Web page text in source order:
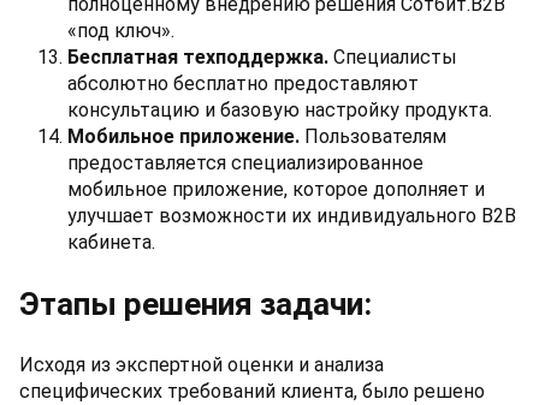
полноценному внедрению решения Сотбит.B2B
«под ключ».
Бесплатная техподдержка. Специалисты
абсолютно бесплатно предоставляют
консультацию и базовую настройку продукта.
Мобильное приложение. Пользователям
предоставляется специализированное
мобильное приложение, которое дополняет и
улучшает возможности их индивидуального B2B
кабинета.
Этапы решения задачи:
Исходя из экспертной оценки и анализа
специфических требований клиента, было решено